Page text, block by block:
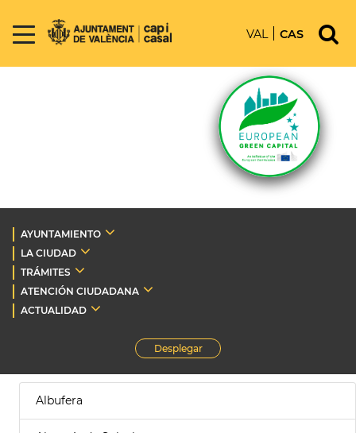
VAL CAS
AYUNTAMIENTO
LA CIUDAD
TRÁMITES
ATENCIÓN CIUDADANA
ACTUALIDAD
Desplegar
Albufera